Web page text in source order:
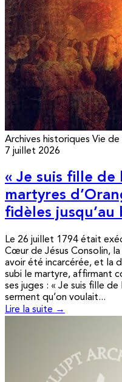
Archives historiques Vie de
7 juillet 2026
« Je suis fille de
martyres
fidèles jusqu’au
Le 26 juillet 1794 était
Cœur de Jésus Consolin,
avoir été incarcérée, et la
subi le martyre, affirmant
ses juges : « Je suis fille
serment qu’on voulait...
Lire la suite →